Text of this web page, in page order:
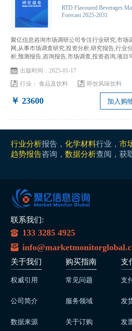
RTD Flavoured Beverages
Forecast 2025-2031
聚亿信息咨询市场调研公司专注行业研究,市场
网,从事市场调查研究,投资分析,研究报告,行业
析,预测报告,咨询报告,市场调查,投资咨询,项目
出版时间：2025-01-17
行业：食品及饮料 即饮风味饮料
￥ 23600 加入购
行业分析报告，化学材料行业，市
趋势报告咨询，数据分析查阅，获
联系我们:
133 3285 4925
关于我们
权威引用
公司简介
数据来源
购买指南
常见问题
服务领域
关于订购
支
支
发
发